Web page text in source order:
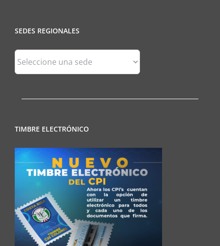
SEDES REGIONALES
Sedes
Regionales
TIMBRE ELECTRÓNICO